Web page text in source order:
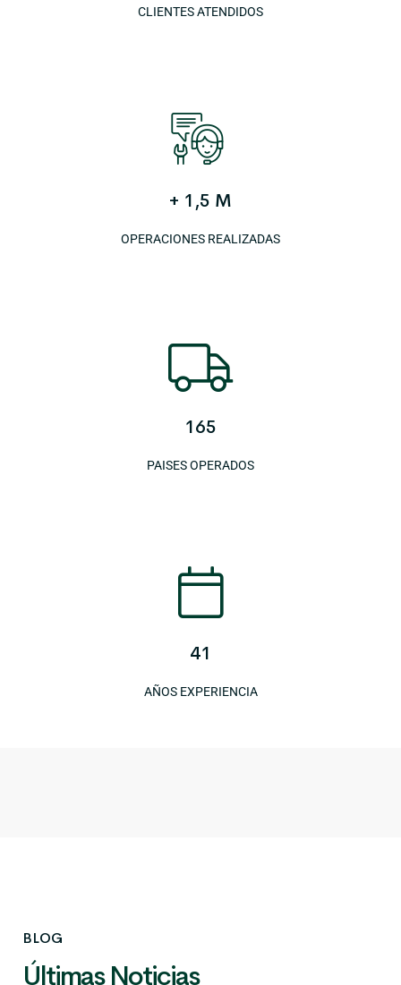
CLIENTES ATENDIDOS
+ 1,5 M
OPERACIONES REALIZADAS
165
PAISES OPERADOS
41
AÑOS EXPERIENCIA
BLOG
Últimas Noticias